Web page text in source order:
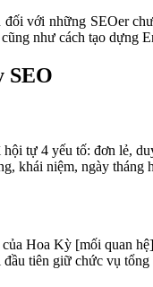
với những SEOer
như cách tạo dựng
SEO
tự 4 yếu tố: đơn lẻ,
khái niệm, ngày tháng
Hoa Kỳ [mối quan hệ]
tiên giữ chức vụ